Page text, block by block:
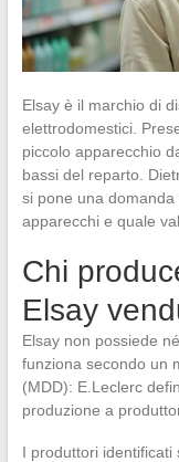
Elsay è il marchio di
elettrodomestici.
piccolo apparecchio
bassi del reparto.
si pone una
apparecchi e quale
Chi
Elsay
Elsay non possiede
funziona secondo un
(MDD): E.Leclerc
produzione a
I produttori identificati